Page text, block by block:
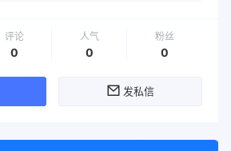
评论
0
人气
0
粉丝
0
发私信